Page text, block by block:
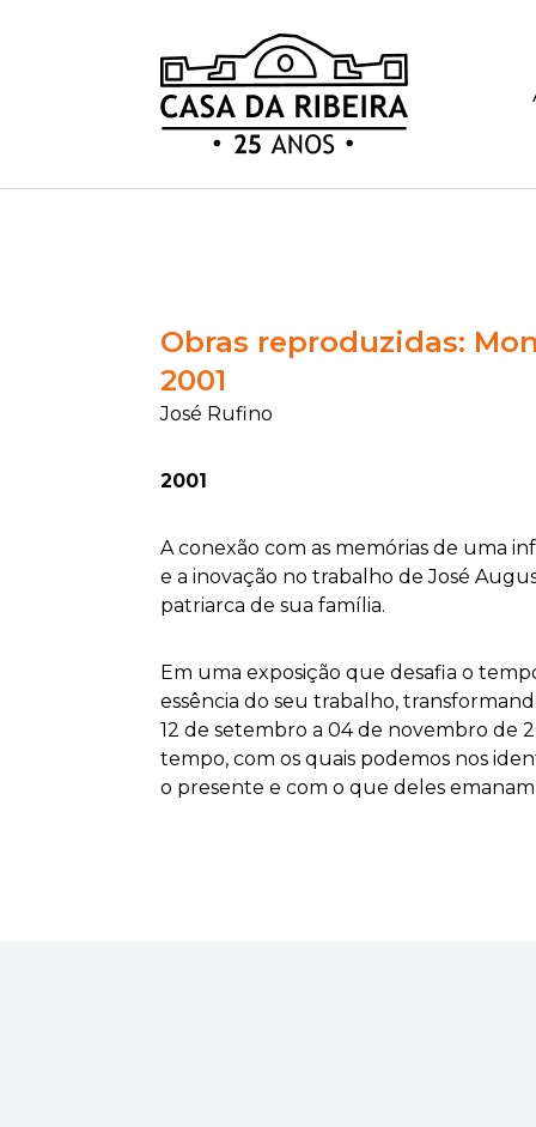
Obras reproduzidas:
2001
José Rufino
2001
A conexão com as memórias de uma
e a inovação no trabalho de José
patriarca de sua família.
Em uma exposição que desafia o
essência do seu trabalho,
12 de setembro a 04 de novembro de
tempo, com os quais podemos nos
o presente e com o que deles